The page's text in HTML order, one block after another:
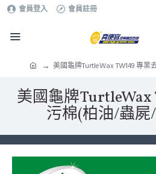
會員登入 會員註冊
美國龜牌TurtleWax TW149 專
美國龜牌TurtleWax
污棉(柏油/蟲